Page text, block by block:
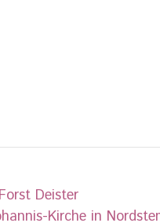
Deister
Kirche in